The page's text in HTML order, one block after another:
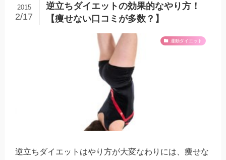
逆立ちダイエットの効果的なやり方！
【痩せない口コミが多数？】
2015
2/17
運動ダイエット
逆立ちダイエットはやり方が大変なわりには、痩せな